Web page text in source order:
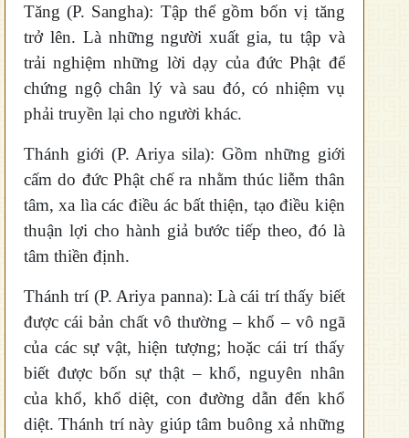
Tăng (P. Sangha): Tập thể gồm bốn vị tăng
trở lên. Là những người xuất gia, tu tập và
trải nghiệm những lời dạy của đức Phật để
chứng ngộ chân lý và sau đó, có nhiệm vụ
phải truyền lại cho người khác.
Thánh giới (P. Ariya sila): Gồm những giới
cấm do đức Phật chế ra nhằm thúc liễm thân
tâm, xa lìa các điều ác bất thiện, tạo điều kiện
thuận lợi cho hành giả bước tiếp theo, đó là
tâm thiền định.
Thánh trí (P. Ariya panna): Là cái trí thấy biết
được cái bản chất vô thường – khổ – vô ngã
của các sự vật, hiện tượng; hoặc cái trí thấy
biết được bốn sự thật – khổ, nguyên nhân
của khổ, khổ diệt, con đường dẫn đến khổ
diệt. Thánh trí này giúp tâm buông xả những